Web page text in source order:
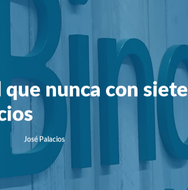
nunca con siete
José Palacios